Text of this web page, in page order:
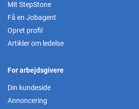
Mit StepStone
Få en Jobagent
Opret profil
Artikler om ledelse
For arbejdsgivere
Din kundeside
Annoncering